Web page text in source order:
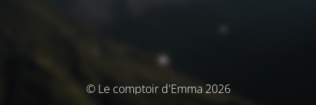
© Le comptoir d'Emma 2026